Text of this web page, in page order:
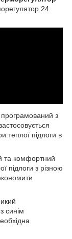
24
програмований з
теплої підлоги в
та комфортний
підлоги з різною
синім